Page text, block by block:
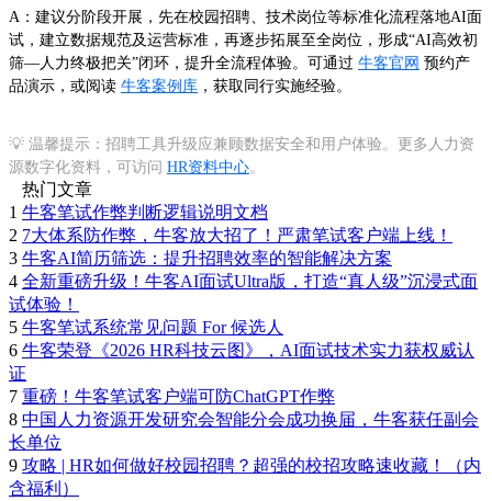
A：建议分阶段开展，先在校园招聘、技术岗位等标准化流程落地AI面
试，建立数据规范及运营标准，再逐步拓展至全岗位，形成“AI高效初
筛—人力终极把关”闭环，提升全流程体验。可通过 牛客官网 预约产
品演示，或阅读 牛客案例库 ，获取同行实施经验。
💡 温馨提示：招聘工具升级应兼顾数据安全和用户体验。更多人力资
源数字化资料，可访问 HR资料中心。
热门文章
1 牛客笔试作弊判断逻辑说明文档
2 7大体系防作弊，牛客放大招了！严肃笔试客户端上线！
3 牛客AI简历筛选：提升招聘效率的智能解决方案
4 全新重磅升级！牛客AI面试Ultra版，打造“真人级”沉浸式面
试体验！
5 牛客笔试系统常见问题 For 候选人
6 牛客荣登《2026 HR科技云图》，AI面试技术实力获权威认
证
7 重磅！牛客笔试客户端可防ChatGPT作弊
8 中国人力资源开发研究会智能分会成功换届，牛客获任副会
长单位
9 攻略 | HR如何做好校园招聘？超强的校招攻略速收藏！（内
含福利）